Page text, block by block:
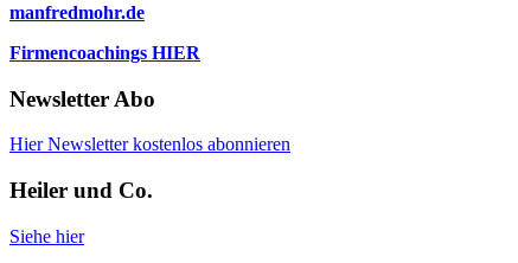
manfredmohr.de
Firmencoachings HIER
Newsletter Abo
Hier Newsletter kostenlos abonnieren
Heiler und Co.
Siehe hier